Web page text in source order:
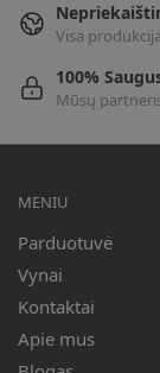
Visa
100%
Mūsų
MENIU
Parduotuvė
Vynai
Kontaktai
Apie mus